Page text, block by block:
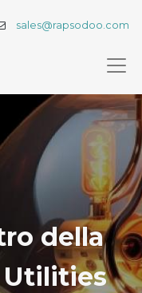
sales@rapsodoo.com
della
Utilities